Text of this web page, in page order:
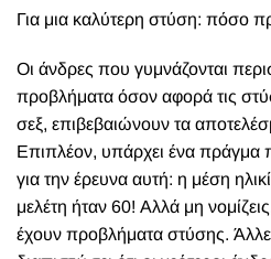
Για μια καλύτερη στύση: πόσο
Οι άνδρες που γυμνάζονται
προβλήματα όσον αφορά τις
σεξ, επιβεβαιώνουν τα
Επιπλέον, υπάρχει ένα πράγμα
για την έρευνα αυτή: η μέση
μελέτη ήταν 60! Αλλά μη
έχουν προβλήματα στύσης.